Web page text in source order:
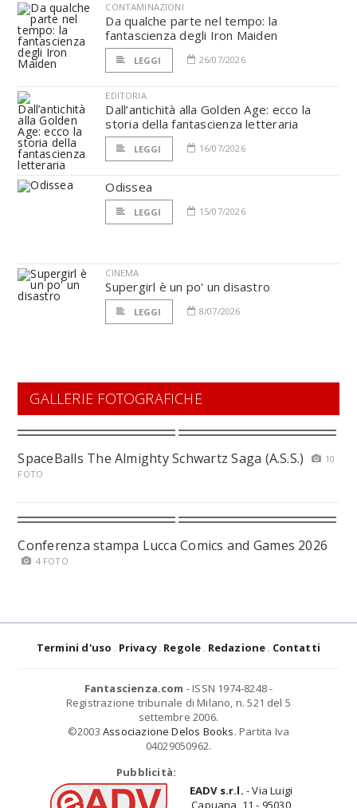
CONTAMINAZIONI
Da qualche parte nel tempo: la
fantascienza degli Iron Maiden
LEGGI 26/07/2026
EDITORIA
Dall’antichità alla Golden Age: ecco la
storia della fantascienza letteraria
LEGGI 16/07/2026
Odissea
LEGGI 15/07/2026
CINEMA
Supergirl è un po' un disastro
LEGGI 8/07/2026
GALLERIE FOTOGRAFICHE
SpaceBalls The Almighty Schwartz Saga (A.S.S.)
10
FOTO
Conferenza stampa Lucca Comics and Games 2026
4 FOTO
Termini d'uso Privacy Regole Redazione Contatti
Fantascienza.com - ISSN 1974-8248 -
Registrazione tribunale di Milano, n. 521 del 5
settembre 2006.
©2003 Associazione Delos Books. Partita Iva
04029050962.
Pubblicità:
EADV s.r.l. - Via Luigi
Capuana, 11 - 95030